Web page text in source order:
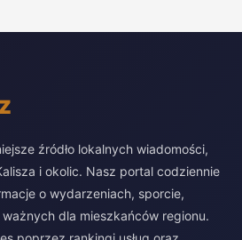
źródło lokalnych wiadomości,
i okolic. Nasz portal codziennie
o wydarzeniach, sporcie,
dla mieszkańców regionu.